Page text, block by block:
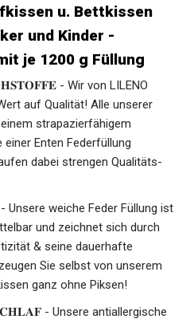
u. Bettkissen
und Kinder -
je 1200 g Füllung
- Wir von LILENO
auf Qualität! Alle unserer
strapazierfähigem
Enten Federfüllung
dabei strengen Qualitäts-
weiche Feder Füllung ist
und zeichnet sich durch
& seine dauerhafte
Sie selbst von unserem
ganz ohne Piksen!
- Unsere antiallergische